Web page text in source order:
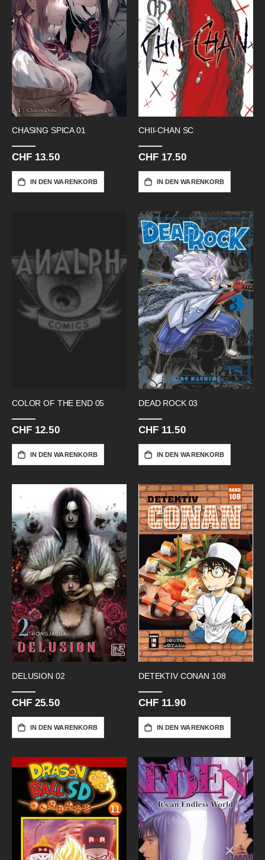
CHASING SPICA 01
CHF 13.50
IN DEN WARENKORB
CHII-CHAN SC
CHF 17.50
IN DEN WARENKORB
COLOR OF THE END 05
CHF 12.50
IN DEN WARENKORB
DEAD ROCK 03
CHF 11.50
IN DEN WARENKORB
DELUSION 02
CHF 25.50
IN DEN WARENKORB
DETEKTIV CONAN 108
CHF 11.90
IN DEN WARENKORB